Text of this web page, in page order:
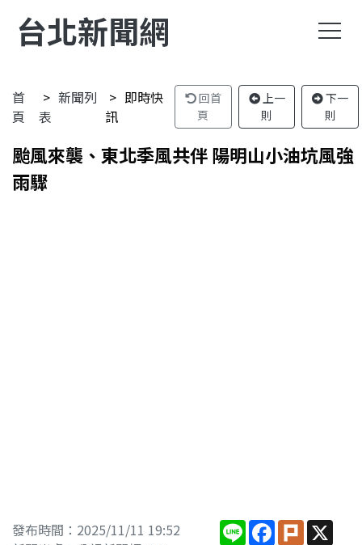
台北新聞網
首
頁
新聞列
表
即時快
訊
回首
頁
上一
則
下一
則
颱風來襲、東北季風共伴 陽明山小油坑風強
雨驟
發布時間：2025/11/11 19:52
LineFacebook
PlurkX